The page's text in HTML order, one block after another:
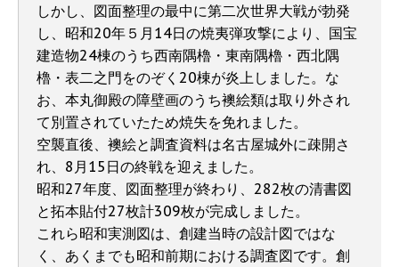
しかし、図面整理の最中に第二次世界大戦が勃発
し、昭和20年５月14日の焼夷弾攻撃により、国宝
建造物24棟のうち西南隅櫓・東南隅櫓・西北隅
櫓・表二之門をのぞく20棟が炎上しました。な
お、本丸御殿の障壁画のうち襖絵類は取り外され
て別置されていたため焼失を免れました。
空襲直後、襖絵と調査資料は名古屋城外に疎開さ
れ、8月15日の終戦を迎えました。
昭和27年度、図面整理が終わり、282枚の清書図
と拓本貼付27枚計309枚が完成しました。
これら昭和実測図は、創建当時の設計図ではな
く、あくまでも昭和前期における調査図です。創